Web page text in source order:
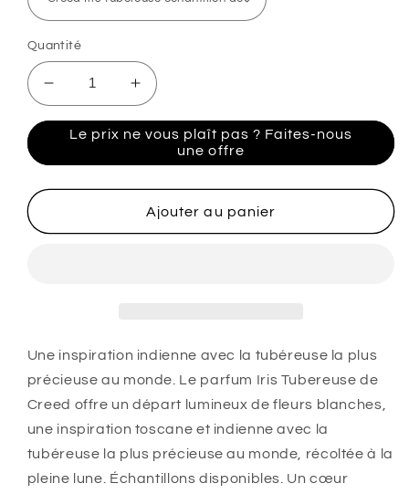
Quantité
Réduire
la
quantité
Creed
Iris
Augmenter
la
quantité
Creed
Iris
Tubéreuse
Le prix ne vous plaît pas ? Faites-nous
une offre
Ajouter au panier
Une inspiration indienne avec la tubéreuse la plus
précieuse au monde. Le parfum Iris Tubereuse de
Creed offre un départ lumineux de fleurs blanches,
une inspiration toscane et indienne avec la
tubéreuse la plus précieuse au monde, récoltée à la
pleine lune. Échantillons disponibles. Un cœur